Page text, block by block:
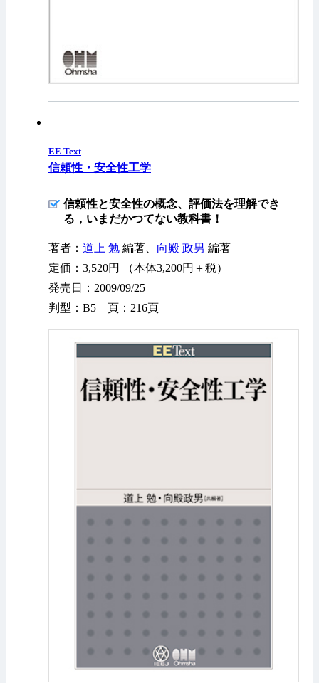
EE Text
信頼性・安全性工学
信頼性と安全性の概念、評価法を理解でき
る，いまだかつてない教科書！
著者： 道上 勉 編著、 向殿 政男 編著
定価：3,520円 （本体3,200円＋税）
発売日：2009/09/25
判型：B5 頁：216頁